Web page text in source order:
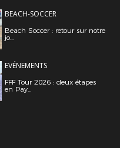
BEACH-SOCCER
Beach Soccer : retour sur notre
jo...
EVÉNEMENTS
FFF Tour 2026 : deux étapes
en Pay...